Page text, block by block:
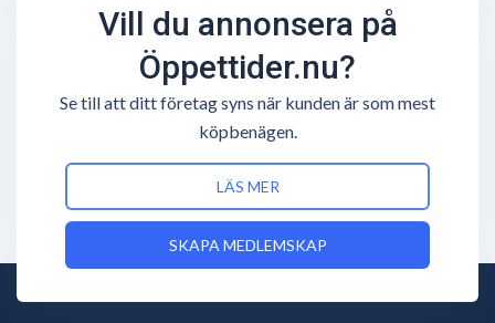
Vill du annonsera på
Öppettider.nu?
Se till att ditt företag syns när kunden är som mest
köpbenägen.
LÄS MER
SKAPA MEDLEMSKAP